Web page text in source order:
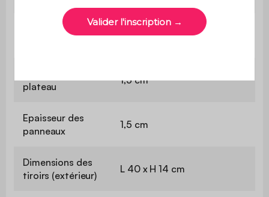
Dimensions du
L 39,8 x P 38,2 cm
plateau
1,5 cm
Epaisseur des
panneaux
1,5 cm
Dimensions des
tiroirs (extérieur)
L 40 x H 14 cm